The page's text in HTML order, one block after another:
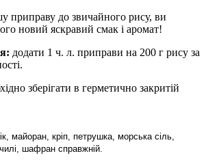
приправу до звичайного рису, ви
новий яскравий смак і аромат!
додати 1 ч. л. приправи на 200 г рису за
зберігати в герметично закритій
майоран, кріп, петрушка, морська сіль,
шафран справжній.